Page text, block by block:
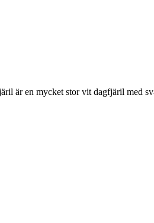
är en mycket stor vit dagfjäril med